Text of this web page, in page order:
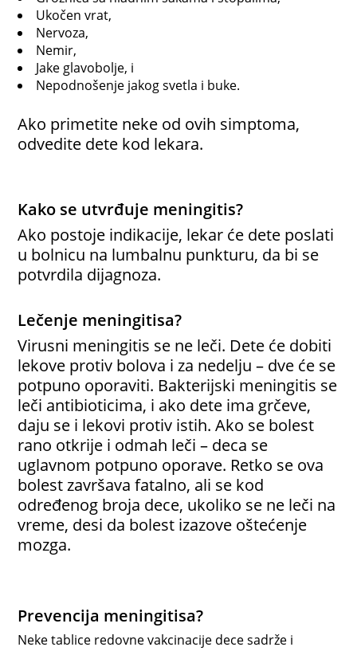
Ukočen vrat,
Nervoza,
Nemir,
Jake glavobolje, i
Nepodnošenje jakog svetla i buke.
Ako primetite neke od ovih simptoma,
odvedite dete kod lekara.
Kako se utvrđuje meningitis?
Ako postoje indikacije, lekar će dete poslati
u bolnicu na lumbalnu punkturu, da bi se
potvrdila dijagnoza.
Lečenje meningitisa?
Virusni meningitis se ne leči. Dete će dobiti
lekove protiv bolova i za nedelju – dve će se
potpuno oporaviti. Bakterijski meningitis se
leči antibioticima, i ako dete ima grčeve,
daju se i lekovi protiv istih. Ako se bolest
rano otkrije i odmah leči – deca se
uglavnom potpuno oporave. Retko se ova
bolest završava fatalno, ali se kod
određenog broja dece, ukoliko se ne leči na
vreme, desi da bolest izazove oštećenje
mozga.
Prevencija meningitisa?
Neke tablice redovne vakcinacije dece sadrže i